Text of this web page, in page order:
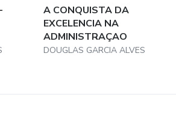
A CONQUISTA DA
EXCELENCIA NA
ADMINISTRAÇAO
DOUGLAS GARCIA ALVES